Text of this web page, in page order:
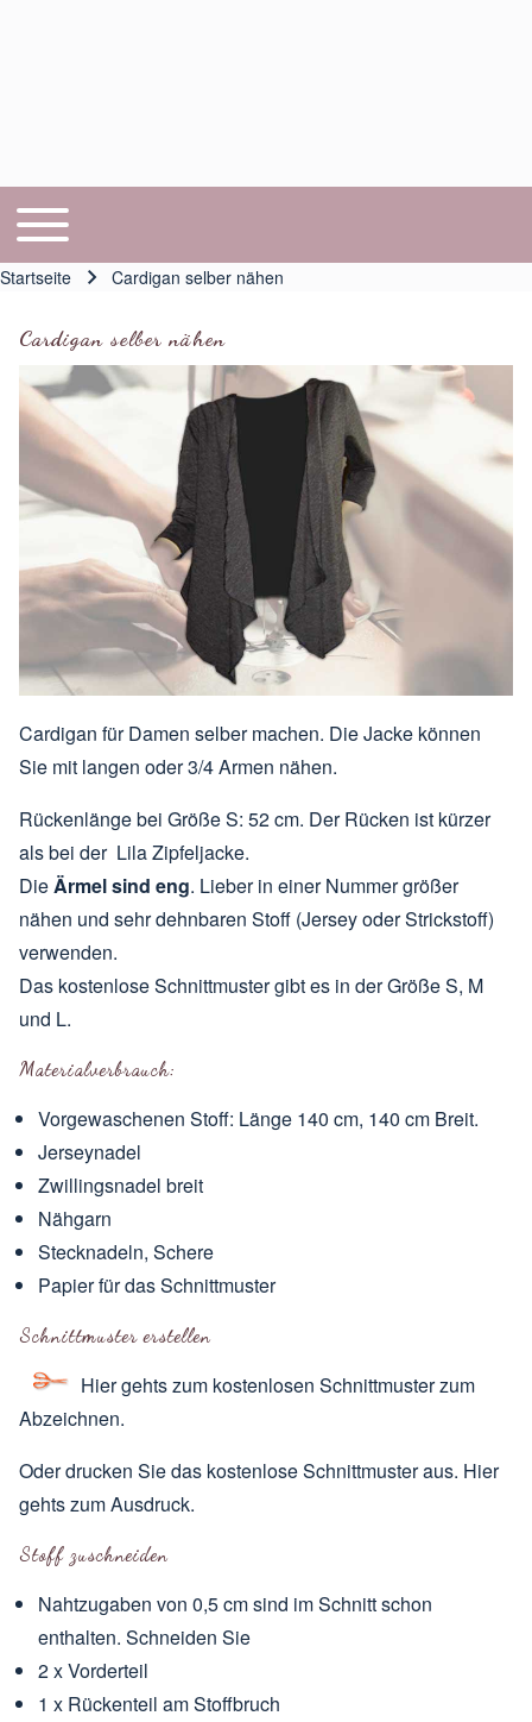
Hauptnavigation
Toggle main menu
Startseite Cardigan selber nähen
Cardigan selber nähen
Cardigan für Damen selber machen. Die Jacke können
Sie mit langen oder 3/4 Armen nähen.
Rückenlänge bei Größe S: 52 cm. Der Rücken ist kürzer
als bei der Lila Zipfeljacke.
DieÄrmel sind eng. Lieber in einer Nummer größer
nähen und sehr dehnbaren Stoff (Jersey oder Strickstoff)
verwenden.
Das kostenlose Schnittmuster gibt es in der Größe S, M
und L.
Materialverbrauch:
Vorgewaschenen Stoff: Länge 140 cm, 140 cm Breit.
Jerseynadel
Zwillingsnadel breit
Nähgarn
Stecknadeln, Schere
Papier für das Schnittmuster
Schnittmuster erstellen
Hier gehts zum kostenlosen Schnittmusterzum
Abzeichnen.
Oder drucken Sie das kostenlose Schnittmuster aus. Hier
gehts zum Ausdruck.
Stoff zuschneiden
Nahtzugaben von 0,5 cm sind im Schnitt schon
enthalten. Schneiden Sie
2 x Vorderteil
1 x Rückenteil amStoffbruch